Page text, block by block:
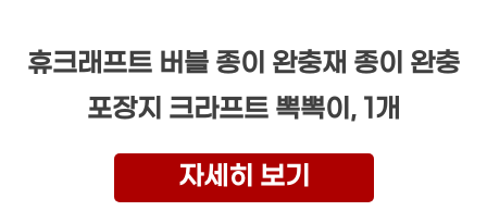
휴크래프트 버블 종이 완충재 종이 완충
포장지 크라프트 뽁뽁이, 1개
자세히 보기